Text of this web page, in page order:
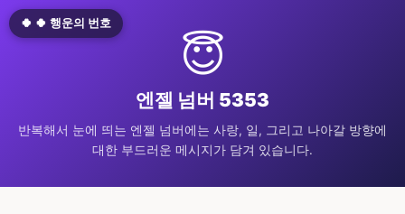
😇
엔젤 넘버 5353
반복해서 눈에 띄는 엔젤 넘버에는 사랑, 일, 그리고 나아갈 방향에
대한 부드러운 메시지가 담겨 있습니다.
🍀 🍀 행운의 번호